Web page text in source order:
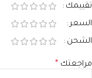
تقييمك
السعر
الشحن
مراجعتك *